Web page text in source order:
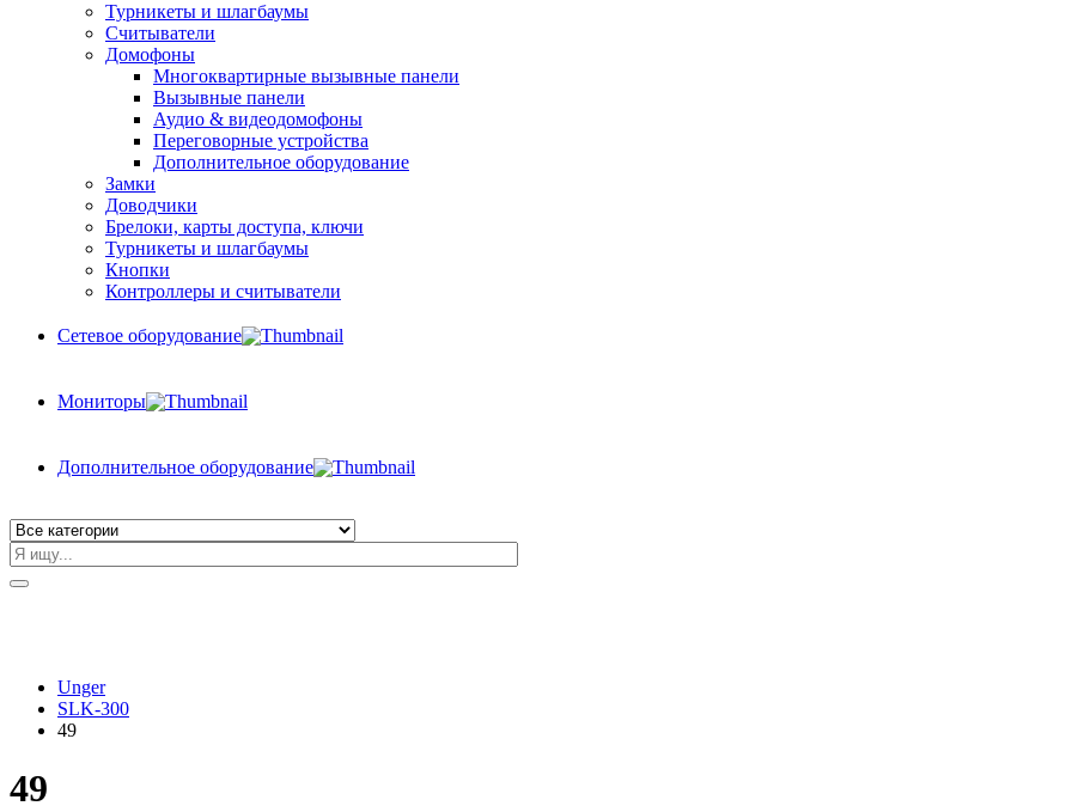
Турникеты и шлагбаумы
Cчитыватели
Домофоны
Многоквартирные вызывные панели
Вызывные панели
Аудио & видеодомофоны
Переговорные устройства
Дополнительное оборудование
Замки
Доводчики
Брелоки, карты доступа, ключи
Турникеты и шлагбаумы
Кнопки
Контроллеры и считыватели
Сетевое оборудование
Мониторы
Дополнительное оборудование
Unger
SLK-300
49
49